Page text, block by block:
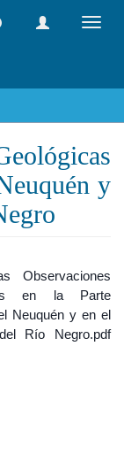
y
Observaciones
en la Parte
Neuquén y en el
Río Negro.pdf